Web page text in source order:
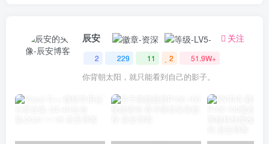
辰安 关注
2 229 11 2 51.9W+
你背朝太阳，就只能看到自己的影子。